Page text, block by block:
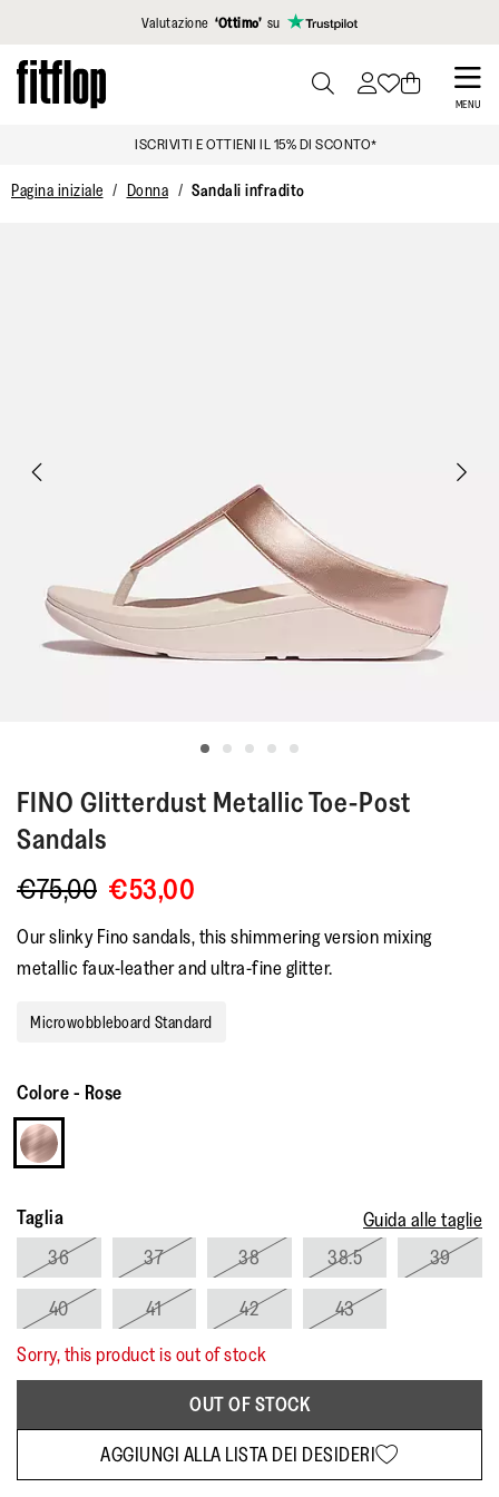
Clicca per vedere la nostra Dichiarazione di Accessibilità
Valutazione ‘Ottimo’ su
Skip
to
MENU
TO
ISCRIVITI E OTTIENI IL 15% DI SCONTO*
Pagina iniziale Donna Sandali infradito
FINO Glitterdust Metallic Toe-Post
Sandals
€75,00 €53,00
Our slinky Fino sandals, this shimmering version mixing
metallic faux-leather and ultra-fine glitter.
Microwobbleboard Standard
Colore- Rose
Taglia
Guida alle taglie
36
37 38 38.5 39
40 41 42
43
Sorry, this product is out of stock
OUT OF STOCK
AGGIUNGI ALLA LISTA DEI DESIDERI